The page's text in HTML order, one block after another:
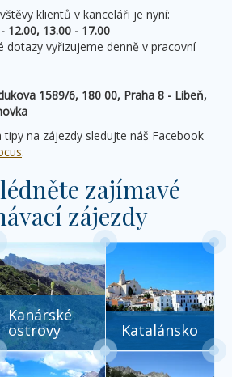
klientů v kanceláři je nyní:
12.00, 13.00 - 17.00
dotazy vyřizujeme denně v pracovní
1589/6, 180 00, Praha 8 - Libeň,
tipy na zájezdy sledujte náš Facebook
.
zajímavé
zájezdy
Kanárské
ostrovy Katalánsko